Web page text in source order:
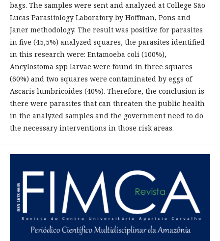
bags. The samples were sent and analyzed at College São
Lucas Parasitology Laboratory by Hoffman, Pons and
Janer methodology. The result was positive for parasites
in five (45,5%) analyzed squares, the parasites identified
in this research were: Entamoeba coli (100%),
Ancylostoma spp larvae were found in three squares
(60%) and two squares were contaminated by eggs of
Ascaris lumbricoides (40%). Therefore, the conclusion is
there were parasites that can threaten the public health
in the analyzed samples and the government need to do
the necessary interventions in those risk areas.